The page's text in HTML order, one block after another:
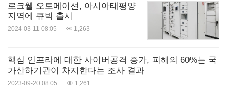
있도록 지원한다.
더 자세한 정보는 PartnerNetwork Program 웹사이트
[https://www.rockwellautomation.com/en-
gb/company/partnernetwork.html]에서 확인할 수 있
다.
로크웰 오토메이션, 아시아태평양
지역에 큐빅 출시
2024-03-11 08:05 1,263
핵심 인프라에 대한 사이버공격 증가, 피해의 60%는 국
가산하기관이 차지한다는 조사 결과
2023-09-20 08:05 1,261